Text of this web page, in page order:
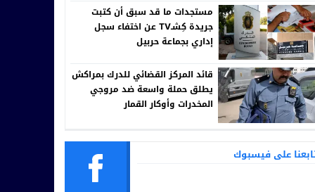
مستجدات ما قد سبق أن كتبت
جريدة كِشـTV عن اختفاء سجل
إداري بجماعة حربيل
قائد المركز القضائي للدرك بمراكش
يطلق حملة واسعة ضد مروجي
المخدرات وأوكار القمار
على فيسبوك